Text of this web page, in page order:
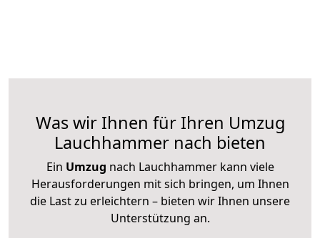
Was wir Ihnen für Ihren Umzug
Lauchhammer nach bieten
Ein Umzug nach Lauchhammer kann viele
Herausforderungen mit sich bringen, um Ihnen
die Last zu erleichtern – bieten wir Ihnen unsere
Unterstützung an.